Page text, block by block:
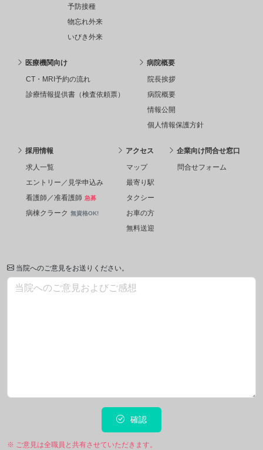
予防接種
物忘れ外来
いびき外来
医療機関向け
CT・MRI予約の流れ
診療情報提供書（検査依頼票）
病院概要
院長挨拶
病院概要
情報公開
個人情報保護方針
採用情報
求人一覧
エントリー／見学申込み
看護師／准看護師 急募
病棟クラーク 無資格OK!
アクセス
マップ
最寄り駅
タクシー
お車の方
無料送迎
企業向け問合せ窓口
問合せフォーム
当院へのご意見をお送りください。
確認
※ ご意見は全職員と共有させていただきます。